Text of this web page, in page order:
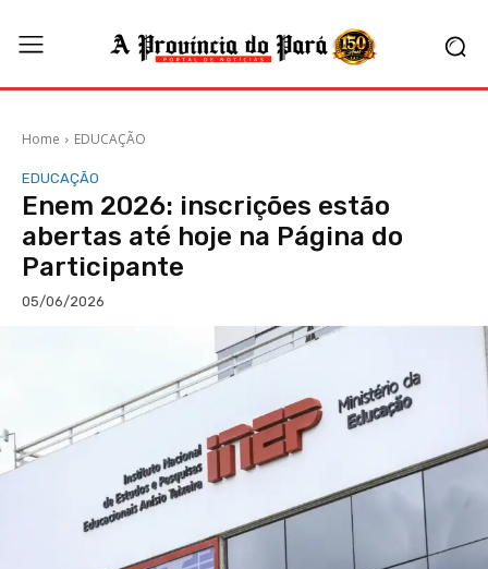
Home EDUCAÇÃO
EDUCAÇÃO
Enem 2026: inscrições estão
abertas até hoje na Página do
Participante
05/06/2026